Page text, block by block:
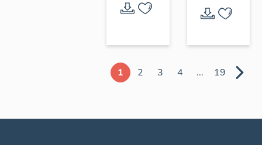
1 2 3 4 ... 19